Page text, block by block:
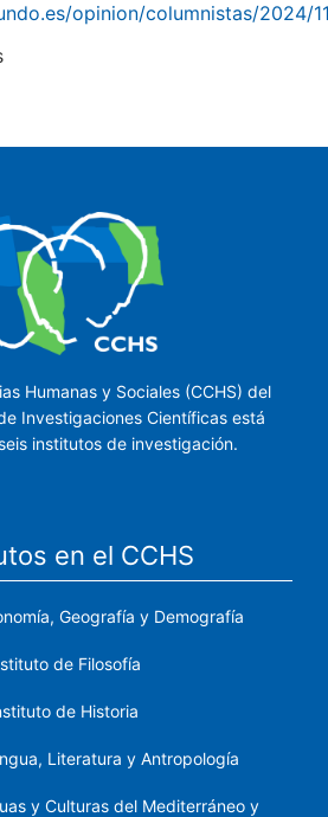
opinion/columnistas/2024/
Humanas y Sociales (CCHS) del
Investigaciones Científicas está
institutos de investigación.
en el CCHS
Geografía y Demografía
de Filosofía
de Historia
Literatura y Antropología
y Culturas del Mediterráneo y